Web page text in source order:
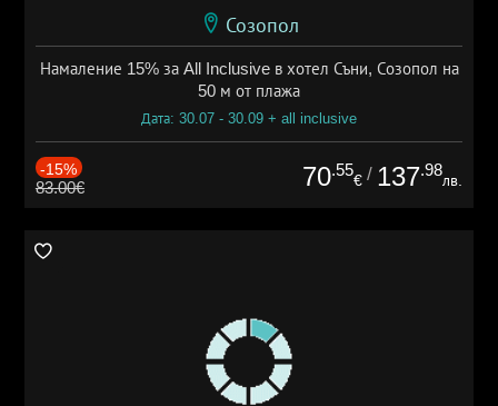
Созопол
Намаление 15% за All Inclusive в хотел Съни, Созопол на
50 м от плажа
Дата: 30.07 - 30.09 + all inclusive
-15%
83.00€ 70.55
€ / 137.98
лв.